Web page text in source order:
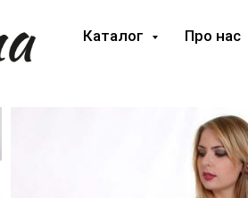
Каталог Про нас